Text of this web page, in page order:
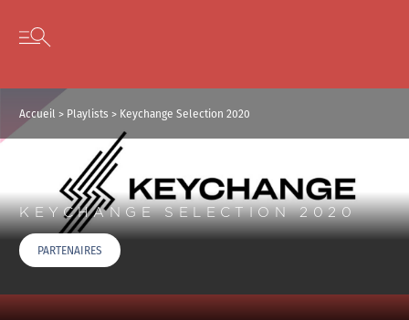
Skip to content
Open secondary menu
Accueil > Playlists > Keychange Selection 2020
KEYCHANGE SELECTION 2020
PARTENAIRES